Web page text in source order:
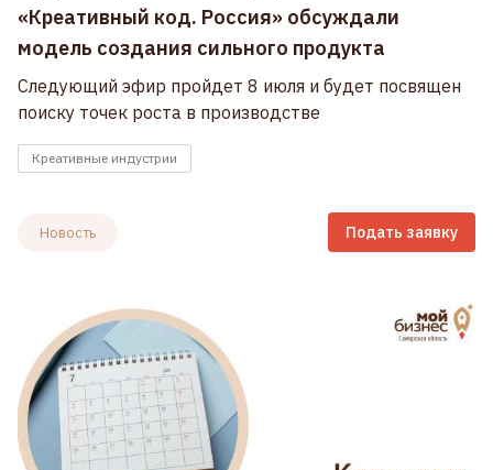
«Креативный код. Россия» обсуждали
модель создания сильного продукта
Следующий эфир пройдет 8 июля и будет посвящен
поиску точек роста в производстве
Креативные индустрии
Новость Подать заявку